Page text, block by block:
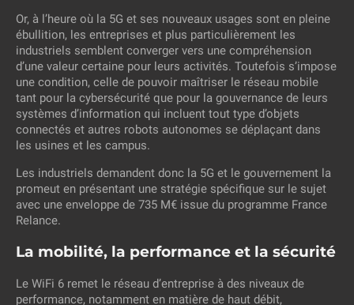
Or, à l’heure où la 5G et ses nouveaux usages sont en pleine
ébullition, les entreprises et plus particulièrement les
industriels semblent converger vers une compréhension
d’une valeur certaine pour leurs activités. Toutefois s’impose
une condition, celle de pouvoir maîtriser le réseau mobile
tant pour la cybersécurité que pour la gouvernance de leurs
systèmes d’information qui incluent tout type d’objets
connectés et autres robots autonomes se déplaçant dans
les usines et les campus.
Les industriels demandent donc la 5G et le gouvernement la
promeut en présentant une stratégie spécifique sur le sujet
avec une enveloppe de 735 M€ issue du programme France
Relance.
La mobilité, la performance et la sécurité
Le WiFi 6 remet le réseau d’entreprise à des niveaux de
performance, notamment en matière de haut débit,